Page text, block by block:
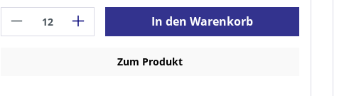
In den Warenkorb
Zum Produkt